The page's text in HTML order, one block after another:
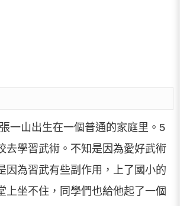
一山出生在一個普通的家庭里。5
去學習武術。不知是因為愛好武術
因為習武有些副作用，上了國小的
上坐不住，同學們也給他起了一個